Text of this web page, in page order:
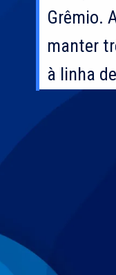
Grêmio.
manter
à linha
Grêmio.
manter
à linha